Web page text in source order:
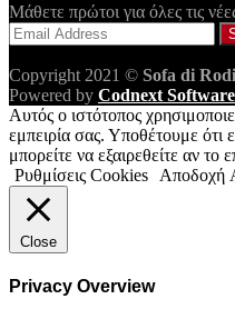
Μάθετε πρώτοι για όλες τις
Copyright 2021 © Sofa di Rodi
Powered by Codnext Software
Αυτός ο ιστότοπος
εμπειρία σας. Υποθέτουμε ότι
μπορείτε να εξαιρεθείτε αν το
Ρυθμίσεις Cookies
Αποδοχή
Close
Privacy Overview